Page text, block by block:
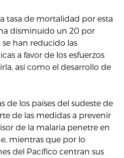
tasa de mortalidad por esta
disminuido un 20 por
han reducido las
a favor de los esfuerzos
así como el desarrollo de
de los países del sudeste de
de las medidas a prevenir
de la malaria penetre en
mientras que por lo
del Pacífico centran sus